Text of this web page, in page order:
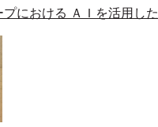
プにおける ＡＩを活用し